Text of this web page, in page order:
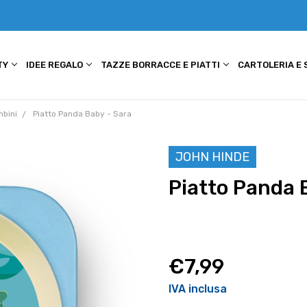
IDEE REGALO TAZZE BORRACCE E PIATTI CARTOLERIA E
Piatto Panda Baby - Sara
JOHN HINDE
Piatto Panda
€7,99
IVA inclusa